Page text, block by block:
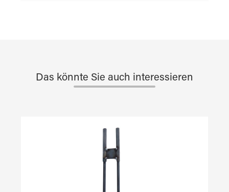
Das könnte Sie auch interessieren